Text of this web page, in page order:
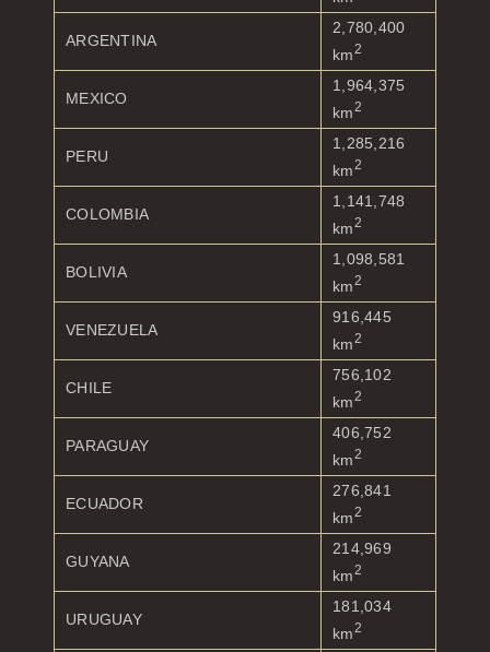
ARGENTINA
2,780,400
km 2
MEXICO
1,964,375
km 2
PERU
1,285,216
km 2
COLOMBIA
1,141,748
km 2
BOLIVIA
1,098,581
km 2
VENEZUELA
916,445
km 2
CHILE
756,102
km 2
PARAGUAY
406,752
km 2
ECUADOR
276,841
km 2
GUYANA
214,969
km 2
URUGUAY
181,034
km 2